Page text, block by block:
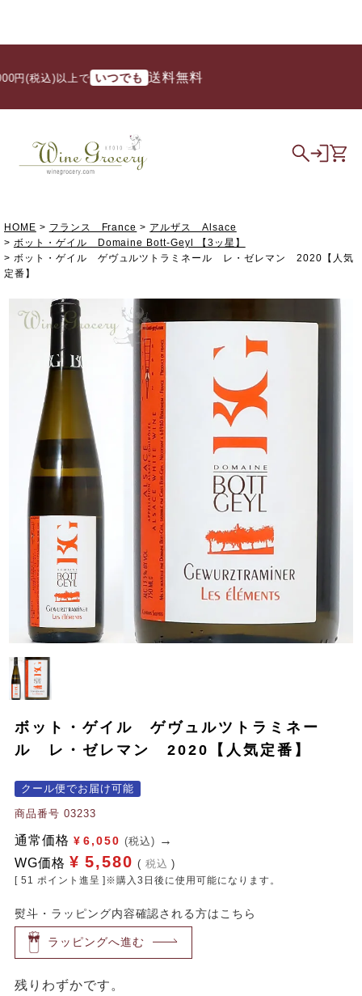
込)以上で いつでも 送料無料
HOME フランス France
アルザス Alsace
ボット・ゲイル Domaine Bott-Geyl 【3ッ星】
ボット・ゲイル ゲヴュルツトラミネール レ・ゼレマン 2020【人気
定番】
ボット・ゲイル ゲヴュルツトラミネー
ル レ・ゼレマン 2020【人気定番】
クール便でお届け可能
商品番号 03233
通常価格 ¥ 6,050 (税込)
WG価格 ¥ 5,580 税込
[ 51 ポイント進呈 ]※購入3日後に使用可能になります。
熨斗・ラッピング内容確認される方はこちら
ラッピングへ進む
残りわずかです。